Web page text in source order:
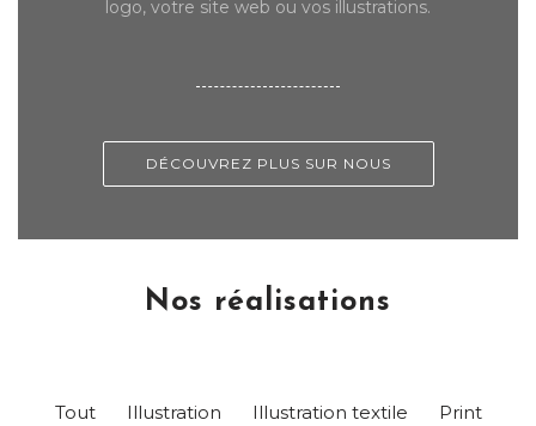
logo, votre site web ou vos illustrations.
DÉCOUVREZ PLUS SUR NOUS
Nos réalisations
Tout Illustration Illustration textile Print